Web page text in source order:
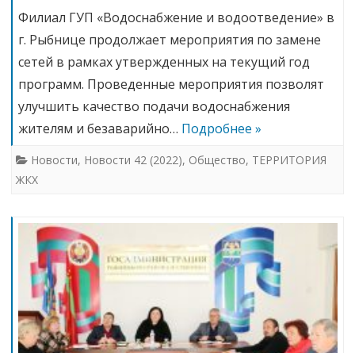
Филиал ГУП «Водоснабжение и водоотведение» в
г. Рыбнице продолжает мероприятия по замене
сетей в рамках утвержденных на текущий год
программ. Проведенные мероприятия позволят
улучшить качество подачи водоснабжения
жителям и безаварийно… Подробнее »
Новости, Новости 42 (2022), Общество, ТЕРРИТОРИЯ
ЖКХ